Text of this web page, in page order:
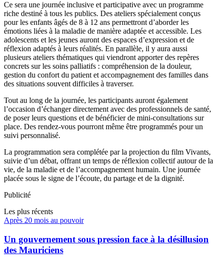
Ce sera une journée inclusive et participative avec un programme
riche destiné à tous les publics. Des ateliers spécialement conçus
pour les enfants âgés de 8 à 12 ans permettront d’aborder les
émotions liées à la maladie de manière adaptée et accessible. Les
adolescents et les jeunes auront des espaces d’expression et de
réflexion adaptés à leurs réalités. En parallèle, il y aura aussi
plusieurs ateliers thématiques qui viendront apporter des repères
concrets sur les soins palliatifs : compréhension de la douleur,
gestion du confort du patient et accompagnement des familles dans
des situations souvent difficiles à traverser.
Tout au long de la journée, les participants auront également
l’occasion d’échanger directement avec des professionnels de santé,
de poser leurs questions et de bénéficier de mini-consultations sur
place. Des rendez-vous pourront même être programmés pour un
suivi personnalisé.
La programmation sera complétée par la projection du film Vivants,
suivie d’un débat, offrant un temps de réflexion collectif autour de la
vie, de la maladie et de l’accompagnement humain. Une journée
placée sous le signe de l’écoute, du partage et de la dignité.
Publicité
Les plus récents
Après 20 mois au pouvoir
Un gouvernement sous pression face à la désillusion
des Mauriciens